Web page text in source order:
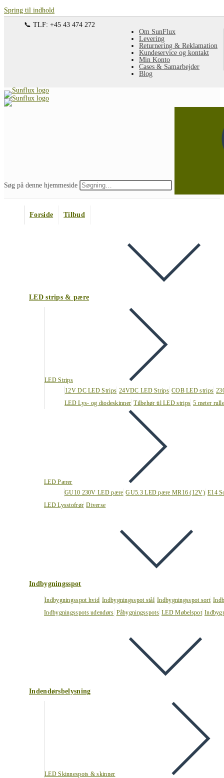
Spring til indhold
Om SunFlux
Levering
Returnering & Reklamation
Kundeservice og kontakt
Min Konto
Cases & Samarbejder
Blog
📞 TLF: +45 43 474 272
Søg på denne hjemmeside
Forside Tilbud
LED strips & pære
LED Strips
12V DC LED Strips 24VDC LED Strips COB LED strips
LED Lys- og diodeskinner Tilbehør til LED strips 5 meter
LED Pærer
GU10 230V LED pære GU5.3 LED pære MR16 (12V) E14
LED Lysstofrør Diverse
Indbygningsspot
Indbygningsspot hvid Indbygningsspot stål Indbygningsspot sort
Indbygningsspots udendørs Påbygningsspots LED Møbelspot
Indendørsbelysning
LED Skinnespots & skinner